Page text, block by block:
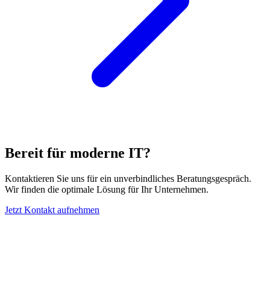
Bereit für moderne IT?
Kontaktieren Sie uns für ein unverbindliches Beratungsgespräch.
Wir finden die optimale Lösung für Ihr Unternehmen.
Jetzt Kontakt aufnehmen